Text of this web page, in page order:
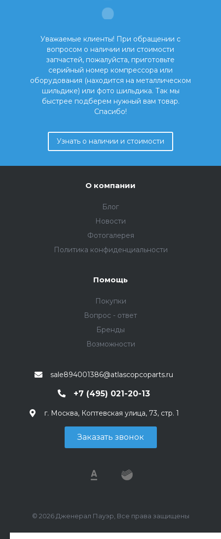
Уважаемые клиенты! При обращении с
вопросом о наличии или стоимости
запчастей, пожалуйста, приготовьте
серийный номер компрессора или
оборудования (находится на металлическом
шильдике) или фото шильдика. Так мы
быстрее подберем нужный вам товар.
Спасибо!
Узнать о наличии и стоимости
О компании
Блог
Новости
Фотогалерея
Политика конфиденциальности
Помощь
Покупки
Вопрос - ответ
Бренды
Возможности
sale894001386@atlascopcoparts.ru
+7 (495) 021-20-13
г. Москва, Коптевская улица, 73, стр. 1
Заказать звонок
© 2026 Дженерал Пауэр, Все права защищены